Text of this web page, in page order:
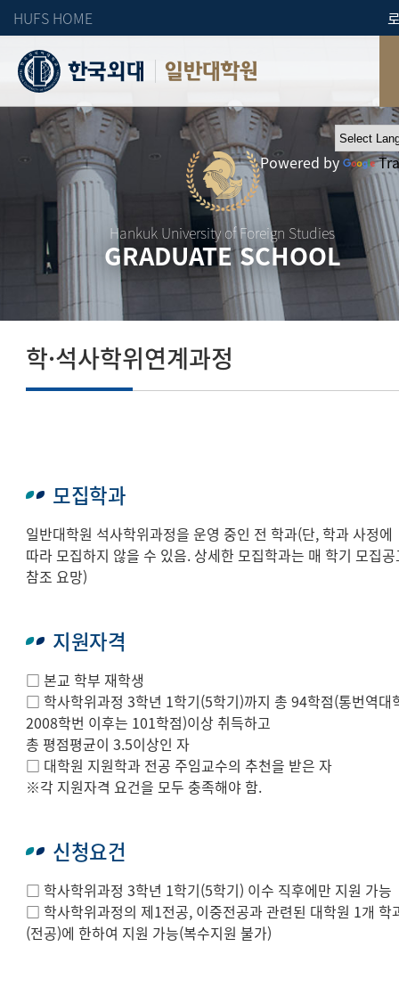
HUFS HOME
일반대학원
Hankuk University of Foreign Studies
GRADUATE SCHOOL
Powered by
학·석사학위연계과정
모집학과
일반대학원 석사학위과정을 운영 중인 전 학과(단, 학과 사정에
따라 모집하지 않을 수 있음. 상세한 모집학과는 매 학기 모집
참조 요망)
지원자격
□ 본교 학부 재학생
□ 학사학위과정 3학년 1학기(5학기)까지 총 94학점(통번역대
2008학번 이후는 101학점)이상 취득하고
총 평점평균이 3.5이상인 자
□ 대학원 지원학과 전공 주임교수의 추천을 받은 자
※각 지원자격 요건을 모두 충족해야 함.
신청요건
□ 학사학위과정 3학년 1학기(5학기) 이수 직후에만 지원 가능
□ 학사학위과정의 제1전공, 이중전공과 관련된 대학원 1개 학
(전공)에 한하여 지원 가능(복수지원 불가)